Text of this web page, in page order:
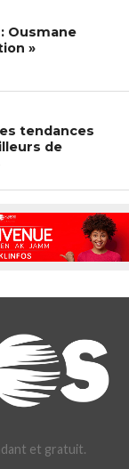
Ousmane
»
tendances
de
et gratuit.